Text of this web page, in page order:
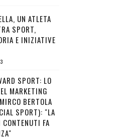
UN ATLETA
SPORT,
E INIZIATIVE
SPORT: LO
MARKETING
BERTOLA
SPORT): "LA
CONTENUTI FA